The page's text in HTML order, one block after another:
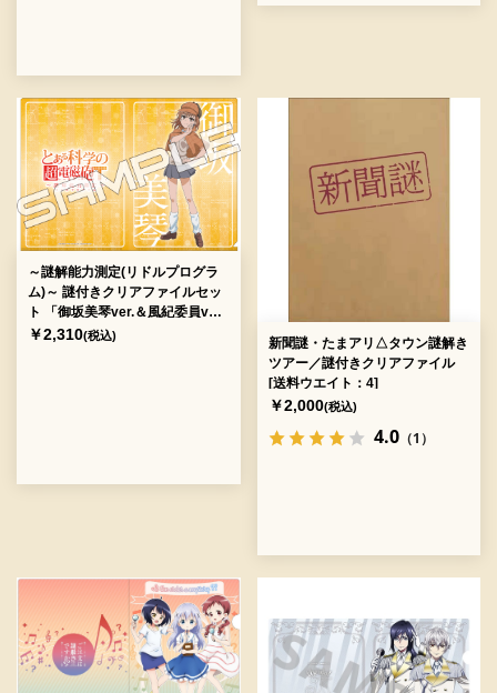
～謎解能力測定(リドルプログラ
ム)～ 謎付きクリアファイルセッ
ト 「御坂美琴ver.＆風紀委員ver.
」[送料ウエイト：4]
￥2,310(税込)
新聞謎・たまアリ△タウン謎解き
ツアー／謎付きクリアファイル
[送料ウエイト：4]
￥2,000(税込)
4.0（1）